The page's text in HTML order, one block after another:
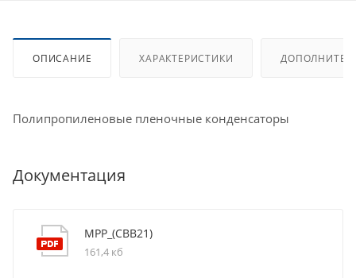
ОПИСАНИЕ ХАРАКТЕРИСТИКИ
Полипропиленовые пленочные конденсаторы
Документация
MPP_(CBB21)
161,4 кб